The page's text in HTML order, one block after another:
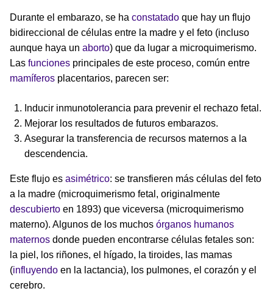
Durante el embarazo, se ha constatado que hay un flujo
bidireccional de células entre la madre y el feto (incluso
aunque haya un aborto) que da lugar a microquimerismo.
Las funciones principales de este proceso, común entre
mamíferos placentarios, parecen ser:
Inducir inmunotolerancia para prevenir el rechazo fetal.
Mejorar los resultados de futuros embarazos.
Asegurar la transferencia de recursos maternos a la
descendencia.
Este flujo es asimétrico: se transfieren más células del feto
a la madre (microquimerismo fetal, originalmente
descubierto en 1893) que viceversa (microquimerismo
materno). Algunos de los muchos órganos humanos
maternos donde pueden encontrarse células fetales son:
la piel, los riñones, el hígado, la tiroides, las mamas
(influyendo en la lactancia), los pulmones, el corazón y el
cerebro.